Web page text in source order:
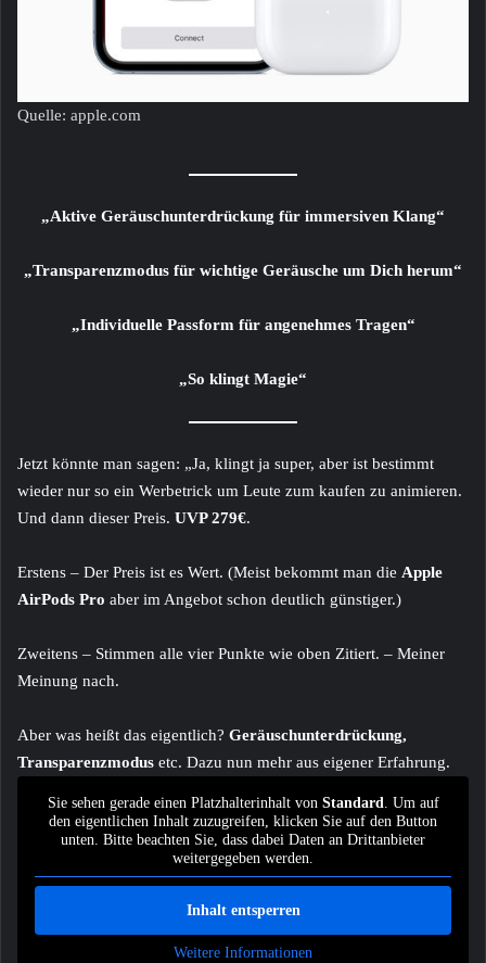
Quelle: apple.com
„Aktive Geräuschunterdrückung für immersiven Klang“
„Transparenzmodus für wichtige Geräusche um Dich herum“
„Individuelle Passform für angenehmes Tragen“
„So klingt Magie“
Jetzt könnte man sagen: „Ja, klingt ja super, aber ist bestimmt
wieder nur so ein Werbetrick um Leute zum kaufen zu animieren.
Und dann dieser Preis. UVP 279€.
Erstens – Der Preis ist es Wert. (Meist bekommt man die Apple
AirPods Pro aber im Angebot schon deutlich günstiger.)
Zweitens – Stimmen alle vier Punkte wie oben Zitiert. – Meiner
Meinung nach.
Aber was heißt das eigentlich? Geräuschunterdrückung,
Transparenzmodus etc. Dazu nun mehr aus eigener Erfahrung.
Sie sehen gerade einen Platzhalterinhalt von Standard . Um auf
den eigentlichen Inhalt zuzugreifen, klicken Sie auf den Button
unten. Bitte beachten Sie, dass dabei Daten an Drittanbieter
weitergegeben werden.
Inhalt entsperren
Weitere Informationen